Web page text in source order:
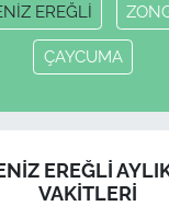
EREĞLİ
ÇAYCUMA
EREĞLİ
VAKITLERI